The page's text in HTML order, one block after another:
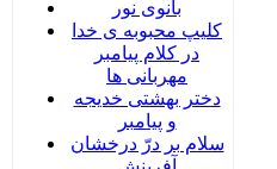
بانوی نور
کلیپ محبوبه ی خدا
در کلام پیامبر
مهربانی ها
دختر بهشتی خدیجه
و پیامبر
سلام بر درّ درخشان